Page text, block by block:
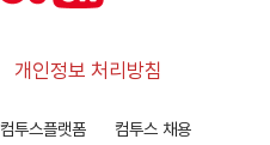
개인정보 처리방침
컴투스플랫폼 컴투스 채용